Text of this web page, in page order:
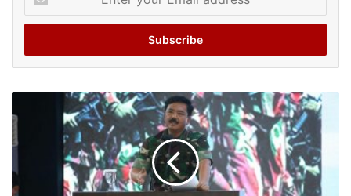
your
Email